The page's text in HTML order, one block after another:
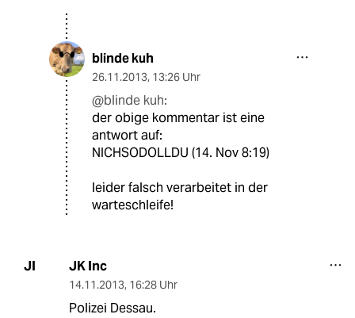
blinde kuh
26.11.2013, 13:26 Uhr
@blinde kuh:
der obige kommentar ist eine
antwort auf:
NICHSODOLLDU (14. Nov 8:19)
leider falsch verarbeitet in der
warteschleife!
JI JK Inc
14.11.2013, 16:28 Uhr
Polizei Dessau.